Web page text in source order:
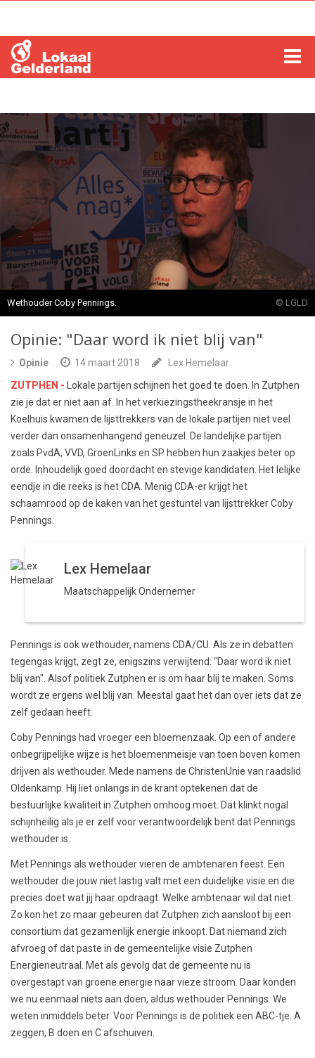
LOCHEM
ZUTPHEN
COLUMNS
RADIO
ZOEKEN
Wethouder Coby Pennings. © LGLD
Opinie: "Daar word ik niet blij van"
Opinie 14 maart 2018
Lex Hemelaar
ZUTPHEN -
Lokale partijen schijnen het goed te doen. In Zutphen
zie je dat er niet aan af. In het verkiezingstheekransje in het
Koelhuis kwamen de lijsttrekkers van de lokale partijen niet veel
verder dan onsamenhangend geneuzel. De landelijke partijen
zoals PvdA, VVD, GroenLinks en SP hebben hun zaakjes beter op
orde. Inhoudelijk goed doordacht en stevige kandidaten. Het lelijke
eendje in die reeks is het CDA. Menig CDA-er krijgt het
schaamrood op de kaken van het gestuntel van lijsttrekker Coby
Pennings.
Lex Hemelaar
Maatschappelijk Ondernemer
Pennings is ook wethouder, namens CDA/CU. Als ze in debatten
tegengas krijgt, zegt ze, enigszins verwijtend: "Daar word ik niet
blij van". Alsof politiek Zutphen er is om haar blij te maken. Soms
wordt ze ergens wel blij van. Meestal gaat het dan over iets dat ze
zelf gedaan heeft.
Coby Pennings had vroeger een bloemenzaak. Op een of andere
onbegrijpelijke wijze is het bloemenmeisje van toen boven komen
drijven als wethouder. Mede namens de ChristenUnie van raadslid
Oldenkamp. Hij liet onlangs in de krant optekenen dat de
bestuurlijke kwaliteit in Zutphen omhoog moet. Dat klinkt nogal
schijnheilig als je er zelf voor verantwoordelijk bent dat Pennings
wethouder is.
Met Pennings als wethouder vieren de ambtenaren feest. Een
wethouder die jouw niet lastig valt met een duidelijke visie en die
precies doet wat jij haar opdraagt. Welke ambtenaar wil dat niet.
Zo kon het zo maar gebeuren dat Zutphen zich aansloot bij een
consortium dat gezamenlijk energie inkoopt. Dat niemand zich
afvroeg of dat paste in de gemeentelijke visie Zutphen
Energieneutraal. Met als gevolg dat de gemeente nu is
overgestapt van groene energie naar vieze stroom. Daar konden
we nu eenmaal niets aan doen, aldus wethouder Pennings. We
weten inmiddels beter. Voor Pennings is de politiek een ABC-tje. A
zeggen, B doen en C afschuiven.